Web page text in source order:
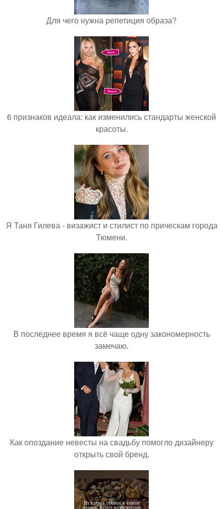
Для чего нужна репетиция образа?
6 признаков идеала: как изменились стандарты женской
красоты.
Я Таня Гилева - визажист и стилист по прическам города
Тюмени.
В последнее время я всё чаще одну закономерность
замечаю.
Как опоздание невесты на свадьбу помогло дизайнеру
открыть свой бренд.